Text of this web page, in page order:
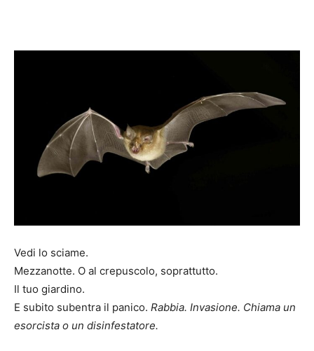
Vedi lo sciame.
Mezzanotte. O al crepuscolo, soprattutto.
Il tuo giardino.
E subito subentra il panico. Rabbia. Invasione. Chiama un
esorcista o un disinfestatore.